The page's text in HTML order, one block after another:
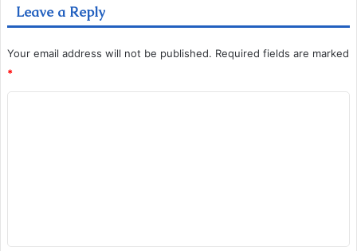
Leave a Reply
Your email address will not be published. Required fields are marked
*